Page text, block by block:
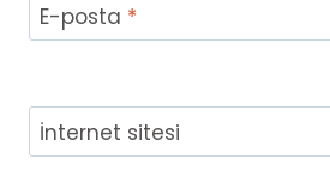
E-posta *
İnternet sitesi